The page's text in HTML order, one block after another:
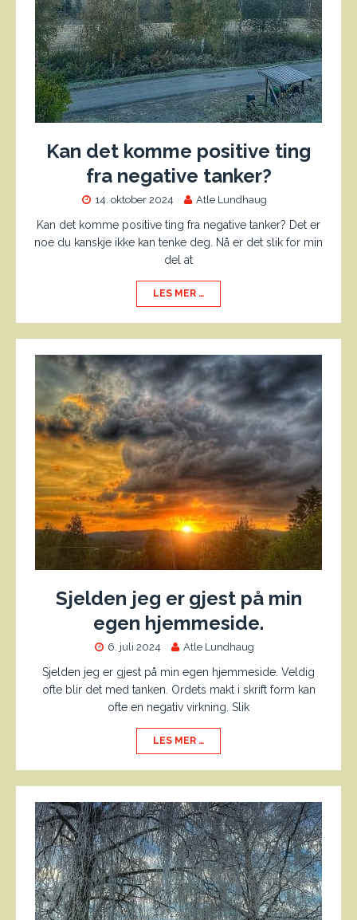
Kan det komme positive ting
fra negative tanker?
14. oktober 2024 Atle Lundhaug
Kan det komme positive ting fra negative tanker? Det er
noe du kanskje ikke kan tenke deg. Nå er det slik for min
del at
LES MER …
Sjelden jeg er gjest på min
egen hjemmeside.
6. juli 2024 Atle Lundhaug
Sjelden jeg er gjest på min egen hjemmeside. Veldig
ofte blir det med tanken. Ordets makt i skrift form kan
ofte en negativ virkning. Slik
LES MER …